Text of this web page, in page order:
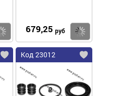
Купить
679,25 руб
Код 23012